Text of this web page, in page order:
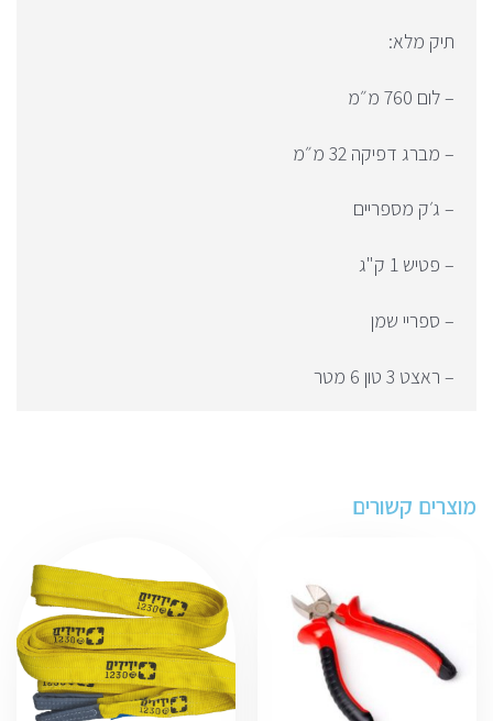
תיק מלא:
– ⁠לום 760 מ״מ
– ⁠מברג דפיקה 32 מ״מ
– ⁠ג׳ק מספריים
– ⁠פטיש 1 ק"ג
– ⁠ספריי שמן
– ⁠ראצט 3 טון 6 מטר
מוצרים קשורים